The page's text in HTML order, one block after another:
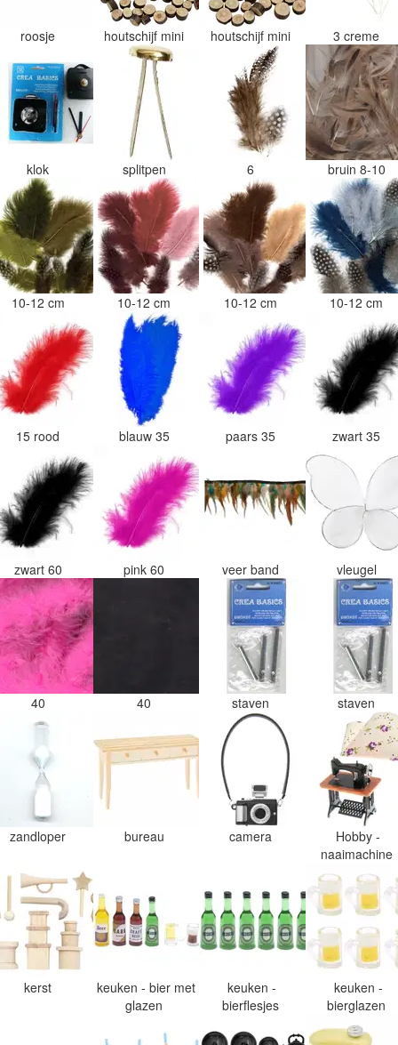
roosje houtschijf mini houtschijf mini 3 creme
klok splitpen 6 bruin 8-10
10-12 cm 10-12 cm 10-12 cm 10-12 cm
15 rood blauw 35 paars 35 zwart 35
zwart 60 pink 60 veer band vleugel
40 40 staven staven
zandloper bureau camera
Hobby -
naaimachine
kerst
keuken - bier met
glazen
keuken -
bierflesjes
keuken -
bierglazen